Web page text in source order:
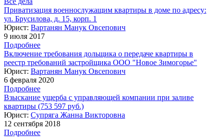
Приватизация военнослужащим квартиры в доме по адресу:
ул. Брусилова, д. 15, корп. 1
Юрист: Вартанян Манук Овсепович
9 июля 2017
Подробнее
Включение требования дольщика о передаче квартиры в
реестр требований застройщика ООО "Новое Зимогорье"
Юрист: Вартанян Манук Овсепович
6 февраля 2020
Подробнее
Взыскание ущерба с управляющей компании при заливе
квартиры (753 597 руб.)
Юрист: Супряга Жанна Викторовна
12 сентября 2018
Подробнее